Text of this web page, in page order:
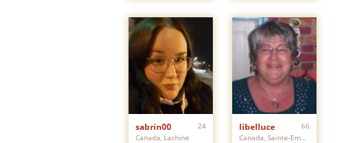
sabrin00
24
Canada, Lachine
libelluce
66
Canada, Sainte-Emelie-de-l'Energie